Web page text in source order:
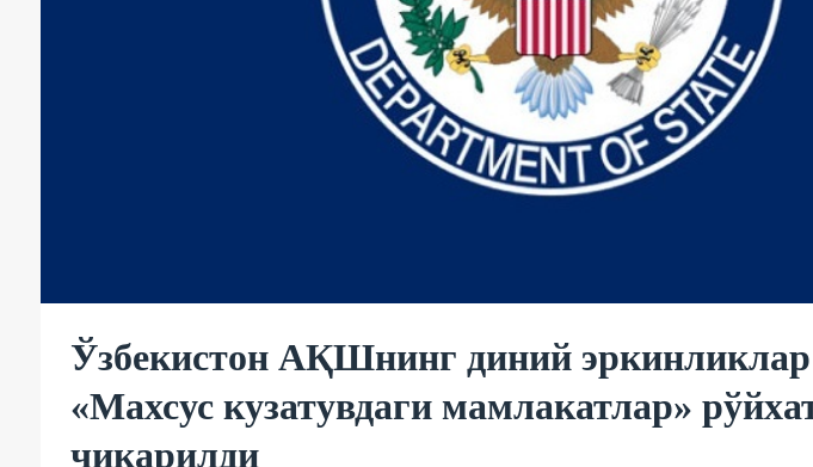
Ўзбекистон АҚШнинг диний
«Махсус кузатувдаги мамлакатлар»
чиқарилди